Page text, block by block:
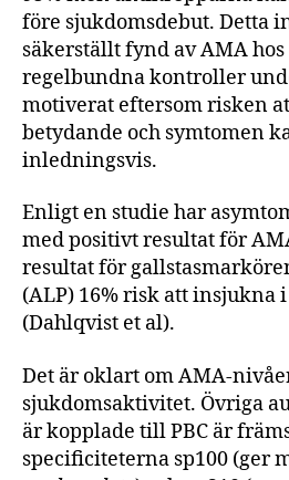
före sjukdomsdebut. Detta
säkerställt fynd av AMA
regelbundna kontroller
motiverat eftersom risken
betydande och symtomen
inledningsvis.
Enligt en studie har
med positivt resultat för
resultat för
(ALP) 16% risk att insjukna
(Dahlqvist et al).
Det är oklart om AMA-
sjukdomsaktivitet. Övriga
är kopplade till PBC är
specificiteterna sp100 (ger